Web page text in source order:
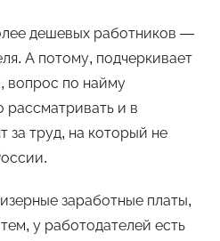
дешевых работников —
А потому, подчеркивает
вопрос по найму
рассматривать и в
за труд, на который не
заработные платы,
у работодателей есть